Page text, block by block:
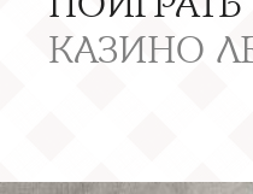
КАЗИНО